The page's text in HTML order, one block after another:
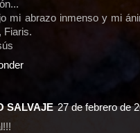
mi abrazo inmenso y mi
Fiaris.
SALVAJE 27 de febrero de